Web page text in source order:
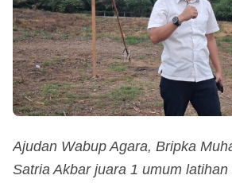
Ajudan Wabup Agara, Bripka
Satria Akbar juara 1 umum latihan